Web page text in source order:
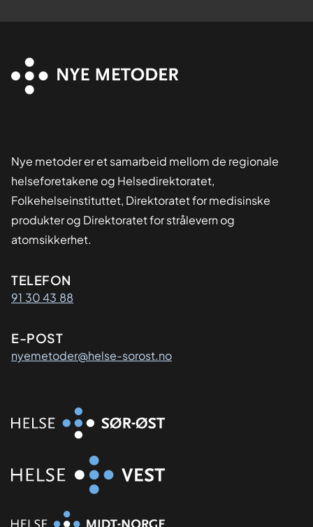
Nye metoder er et samarbeid mellom de regionale
helseforetakene og Helsedirektoratet,
Folkehelseinstituttet, Direktoratet for medisinske
produkter og Direktoratet for strålevern og
atomsikkerhet.
Kontaktinformasjon
TELEFON
91 30 43 88
E-POST
nyemetoder@helse-sorost.no
Organisasjon